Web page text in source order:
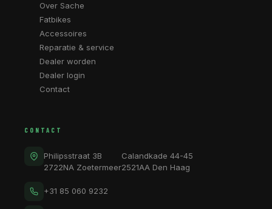
Over Sache
Fatbikes
Accessoires
Reparatie & service
Dealer worden
Dealer login
Contact
CONTACT
Philipsstraat 3B
2722NA Zoetermeer
Calandkade 44-45
2521AA Den Haag
+31 85 060 9232